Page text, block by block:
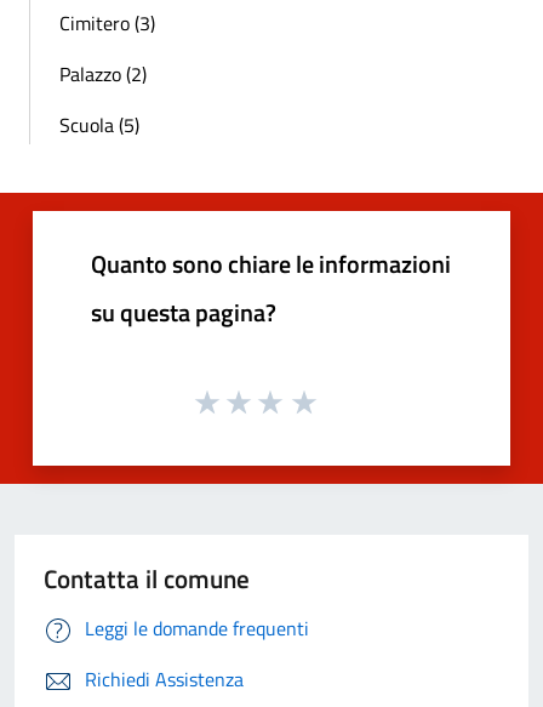
Cimitero (3)
Palazzo (2)
Scuola (5)
Quanto sono chiare le informazioni
su questa pagina?
Contatta il comune
Leggi le domande frequenti
Richiedi Assistenza